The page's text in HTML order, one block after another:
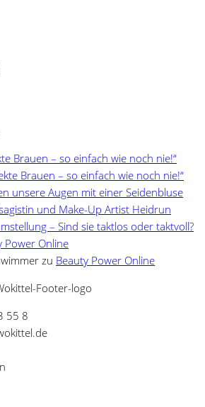
Brauen – so einfach wie noch nie!“
Brauen – so einfach wie noch nie!“
unsere Augen mit einer Seidenbluse
und Make-Up Artist Heidrun
– Sind sie taktlos oder taktvoll?
Power Online
zu Beauty Power Online
55 8